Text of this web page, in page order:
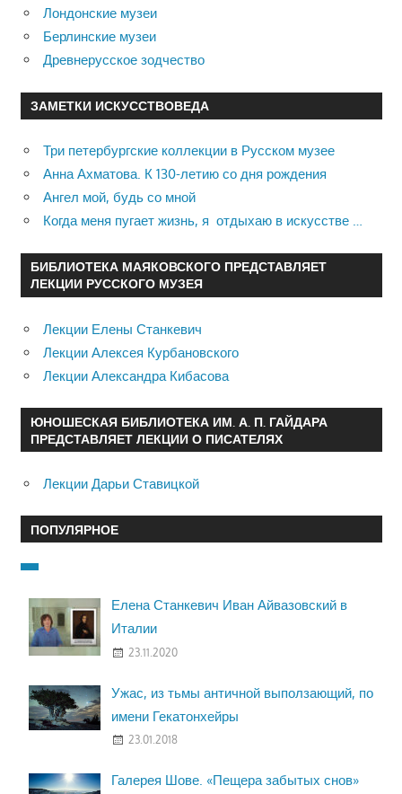
Лондонские музеи
Берлинские музеи
Древнерусское зодчество
ЗАМЕТКИ ИСКУССТВОВЕДА
Три петербургские коллекции в Русском музее
Анна Ахматова. К 130-летию со дня рождения
Ангел мой, будь со мной
Когда меня пугает жизнь, я отдыхаю в искусстве …
БИБЛИОТЕКА МАЯКОВСКОГО ПРЕДСТАВЛЯЕТ
ЛЕКЦИИ РУССКОГО МУЗЕЯ
Лекции Елены Станкевич
Лекции Алексея Курбановского
Лекции Александра Кибасова
ЮНОШЕСКАЯ БИБЛИОТЕКА ИМ. А. П. ГАЙДАРА
ПРЕДСТАВЛЯЕТ ЛЕКЦИИ О ПИСАТЕЛЯХ
Лекции Дарьи Ставицкой
ПОПУЛЯРНОЕ
Елена Станкевич Иван Айвазовский в
Италии
23.11.2020
Ужас, из тьмы античной выползающий, по
имени Гекатонхейры
23.01.2018
Галерея Шове. «Пещера забытых снов»